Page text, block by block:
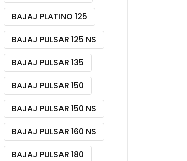
BAJAJ PLATINO 125
BAJAJ PULSAR 125 NS
BAJAJ PULSAR 135
BAJAJ PULSAR 150
BAJAJ PULSAR 150 NS
BAJAJ PULSAR 160 NS
BAJAJ PULSAR 180